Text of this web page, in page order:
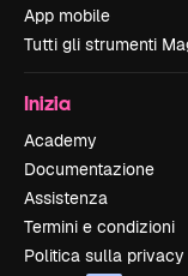
App mobile
Tutti gli strumenti
Inizia
Academy
Documentazione
Assistenza
Termini e condizioni
Politica sulla privacy